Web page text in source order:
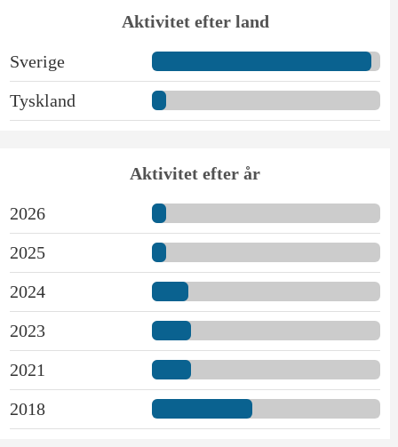
Aktivitet efter land
Sverige
Tyskland
Aktivitet efter år
2026
2025
2024
2023
2021
2018